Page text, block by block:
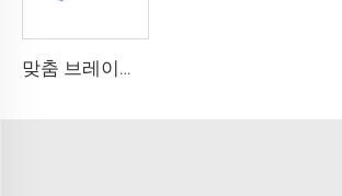
맞춤 브레이크 페달 스프링 카본 스틸 익스텐션 리턴 스프링